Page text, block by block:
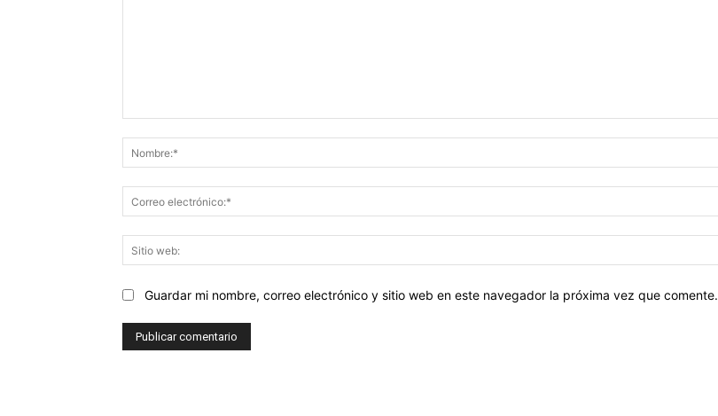
Guardar mi nombre, correo electrónico y sitio web en este navegador la próxima vez que comente.